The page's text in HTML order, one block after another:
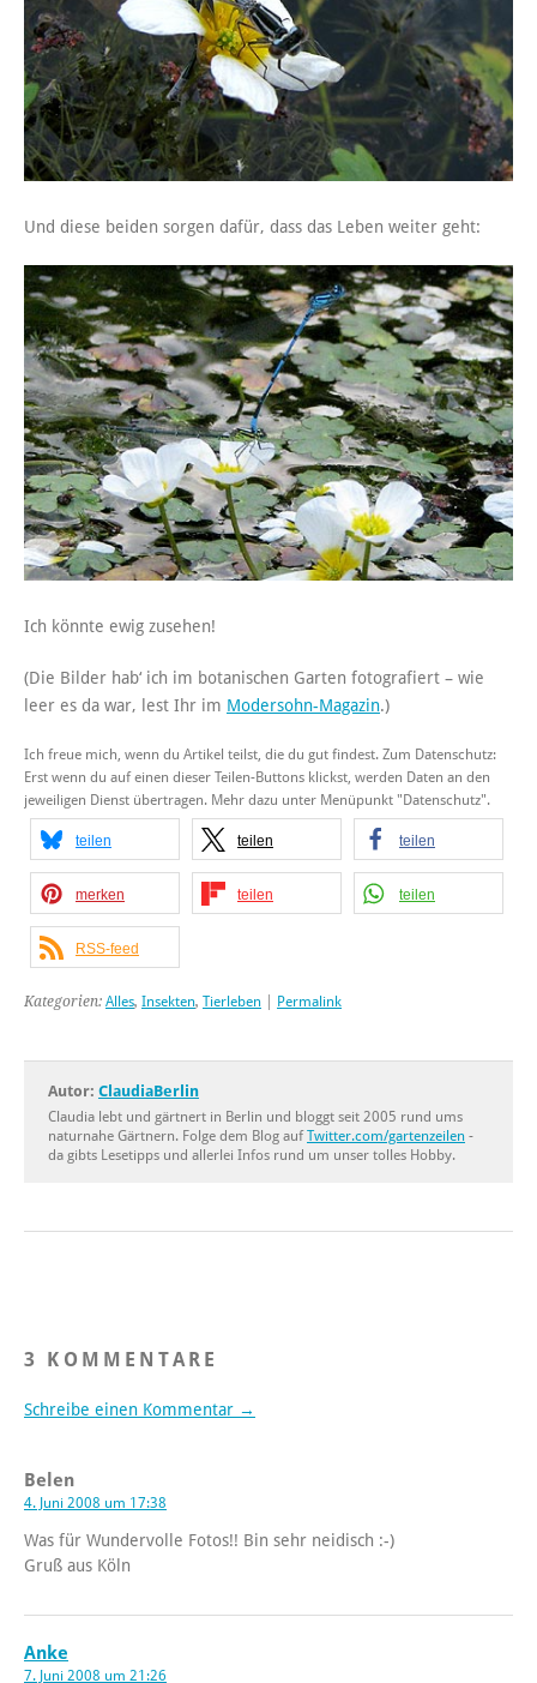
Und diese beiden sorgen dafür, dass das Leben weiter geht:
Ich könnte ewig zusehen!
(Die Bilder hab‘ ich im botanischen Garten fotografiert – wie
leer es da war, lest Ihr im Modersohn-Magazin.)
Ich freue mich, wenn du Artikel teilst, die du gut findest. Zum Datenschutz:
Erst wenn du auf einen dieser Teilen-Buttons klickst, werden Daten an den
jeweiligen Dienst übertragen. Mehr dazu unter Menüpunkt "Datenschutz".
teilen teilen teilen
merken teilen teilen
RSS-feed
Kategorien: Alles, Insekten, Tierleben Permalink
Autor: ClaudiaBerlin
Claudia lebt und gärtnert in Berlin und bloggt seit 2005 rund ums
naturnahe Gärtnern. Folge dem Blog aufTwitter.com/gartenzeilen -
da gibts Lesetipps und allerlei Infos rund um unser tolles Hobby.
3 KOMMENTARE
Schreibe einen Kommentar →
Belen
4. Juni 2008 um 17:38
Was für Wundervolle Fotos!! Bin sehr neidisch :-)
Gruß aus Köln
Anke
7. Juni 2008 um 21:26